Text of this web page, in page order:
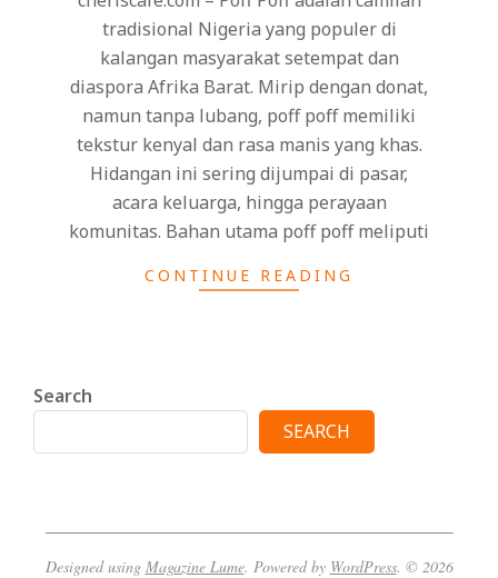
tradisional Nigeria yang populer di
kalangan masyarakat setempat dan
diaspora Afrika Barat. Mirip dengan donat,
namun tanpa lubang, poff poff memiliki
tekstur kenyal dan rasa manis yang khas.
Hidangan ini sering dijumpai di pasar,
acara keluarga, hingga perayaan
komunitas. Bahan utama poff poff meliputi
CONTINUE READING
Search
SEARCH
Designed using Magazine Lume. Powered by WordPress. © 2026